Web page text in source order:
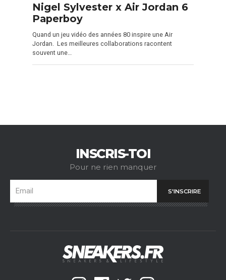
Nigel Sylvester x Air Jordan 6
Paperboy
Quand un jeu vidéo des années 80 inspire une Air
Jordan. Les meilleures collaborations racontent
souvent une…
INSCRIS-TOI
Pour ne rien manquer